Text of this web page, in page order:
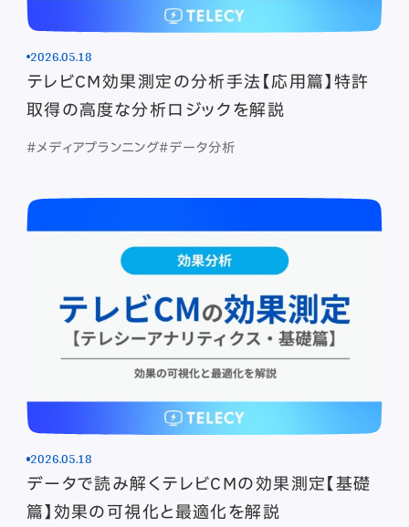
2026.05.18
テレビCM効果測定の分析手法【応用篇】特許
取得の高度な分析ロジックを解説
#メディアプランニング#データ分析
2026.05.18
データで読み解くテレビCMの効果測定【基礎
篇】効果の可視化と最適化を解説